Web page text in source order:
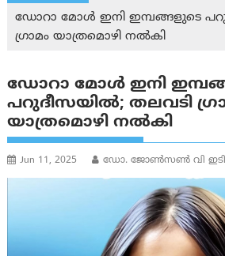
ഡോറാ മോൾ ഇനി ഇമ്പങ്ങളുടെ
ഗ്രാമം യാത്രമൊഴി നല്‍കി
ഡോറാ മോൾ ഇനി
പറുദീസയിൽ; തലവടി
യാത്രമൊഴി നല്‍കി
Jun 11, 2025 ഡോ. ജോൺസൺ വി